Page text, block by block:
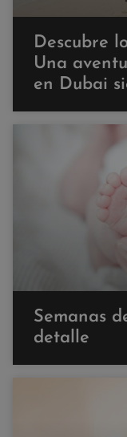
Descubre
Una
en Dubai
Semanas
detalle